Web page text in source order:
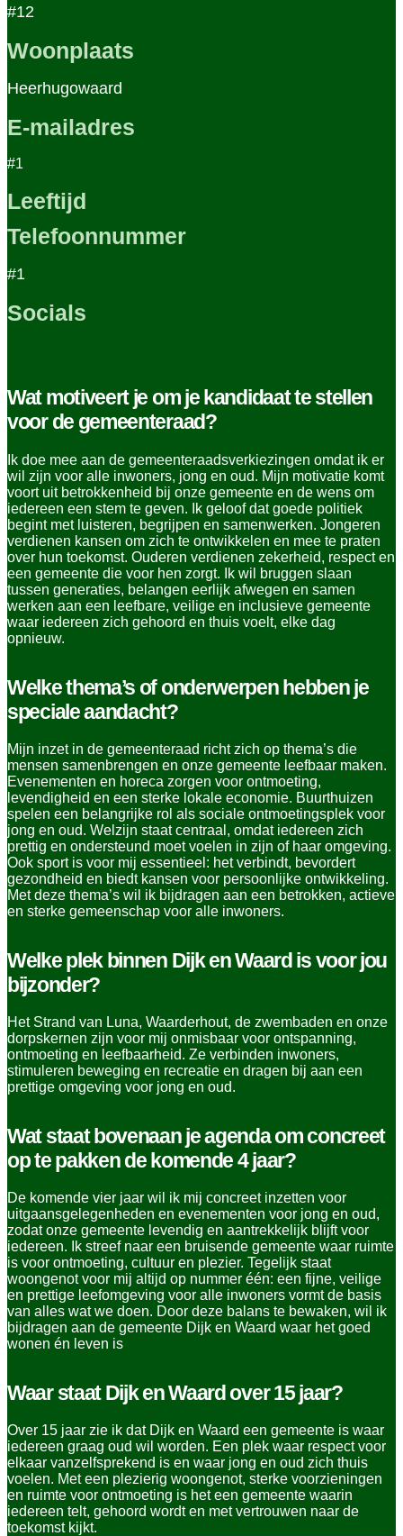
#12
Woonplaats
Heerhugowaard
E-mailadres
#1
Leeftijd
Telefoonnummer
#1
Socials
Wat motiveert je om je kandidaat te stellen
voor de gemeenteraad?
Ik doe mee aan de gemeenteraadsverkiezingen omdat ik er
wil zijn voor alle inwoners, jong en oud. Mijn motivatie komt
voort uit betrokkenheid bij onze gemeente en de wens om
iedereen een stem te geven. Ik geloof dat goede politiek
begint met luisteren, begrijpen en samenwerken. Jongeren
verdienen kansen om zich te ontwikkelen en mee te praten
over hun toekomst. Ouderen verdienen zekerheid, respect en
een gemeente die voor hen zorgt. Ik wil bruggen slaan
tussen generaties, belangen eerlijk afwegen en samen
werken aan een leefbare, veilige en inclusieve gemeente
waar iedereen zich gehoord en thuis voelt, elke dag
opnieuw.
Welke thema’s of onderwerpen hebben je
speciale aandacht?
Mijn inzet in de gemeenteraad richt zich op thema’s die
mensen samenbrengen en onze gemeente leefbaar maken.
Evenementen en horeca zorgen voor ontmoeting,
levendigheid en een sterke lokale economie. Buurthuizen
spelen een belangrijke rol als sociale ontmoetingsplek voor
jong en oud. Welzijn staat centraal, omdat iedereen zich
prettig en ondersteund moet voelen in zijn of haar omgeving.
Ook sport is voor mij essentieel: het verbindt, bevordert
gezondheid en biedt kansen voor persoonlijke ontwikkeling.
Met deze thema’s wil ik bijdragen aan een betrokken, actieve
en sterke gemeenschap voor alle inwoners.
Welke plek binnen Dijk en Waard is voor jou
bijzonder?
Het Strand van Luna, Waarderhout, de zwembaden en onze
dorpskernen zijn voor mij onmisbaar voor ontspanning,
ontmoeting en leefbaarheid. Ze verbinden inwoners,
stimuleren beweging en recreatie en dragen bij aan een
prettige omgeving voor jong en oud.
Wat staat bovenaan je agenda om concreet
op te pakken de komende 4 jaar?
De komende vier jaar wil ik mij concreet inzetten voor
uitgaansgelegenheden en evenementen voor jong en oud,
zodat onze gemeente levendig en aantrekkelijk blijft voor
iedereen. Ik streef naar een bruisende gemeente waar ruimte
is voor ontmoeting, cultuur en plezier. Tegelijk staat
woongenot voor mij altijd op nummer één: een fijne, veilige
en prettige leefomgeving voor alle inwoners vormt de basis
van alles wat we doen. Door deze balans te bewaken, wil ik
bijdragen aan de gemeente Dijk en Waard waar het goed
wonen én leven is
Waar staat Dijk en Waard over 15 jaar?
Over 15 jaar zie ik dat Dijk en Waard een gemeente is waar
iedereen graag oud wil worden. Een plek waar respect voor
elkaar vanzelfsprekend is en waar jong en oud zich thuis
voelen. Met een plezierig woongenot, sterke voorzieningen
en ruimte voor ontmoeting is het een gemeente waarin
iedereen telt, gehoord wordt en met vertrouwen naar de
toekomst kijkt.